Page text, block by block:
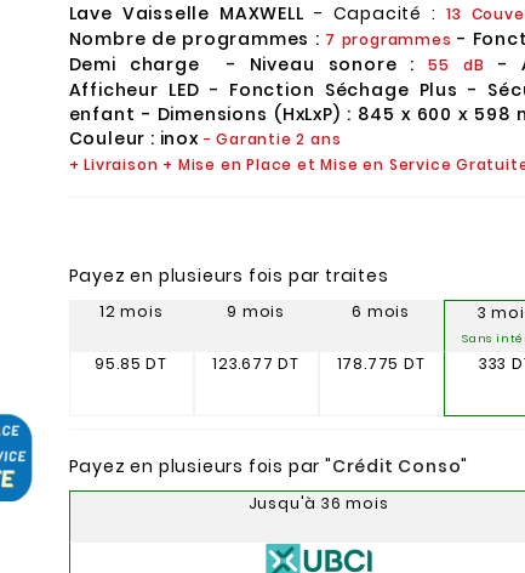
Lave Vaisselle MAXWELL - Capacité : 13
Nombre de programmes : 7 programmes -
Demi charge - Niveau sonore : 55 dB
-
Afficheur LED - Fonction Séchage Plus -
enfant - Dimensions (HxLxP) : 845 x 600 x 598
Couleur : inox - Garantie 2 ans
+ Livraison + Mise en Place et Mise en Service
Payez en plusieurs fois par traites
12 mois
95.85 DT
9 mois
123.677 DT
6 mois
178.775 DT
3
Sans
333
Payez en plusieurs fois par "Crédit Conso"
Jusqu'à 36 mois